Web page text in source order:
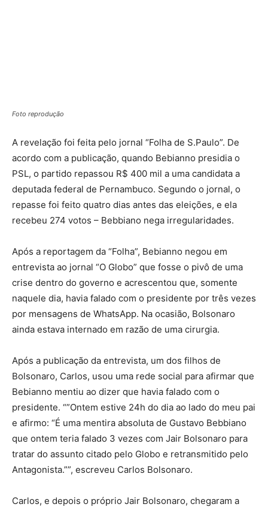
Foto reprodução
A revelação foi feita pelo jornal “Folha de S.Paulo”. De
acordo com a publicação, quando Bebianno presidia o
PSL, o partido repassou R$ 400 mil a uma candidata a
deputada federal de Pernambuco. Segundo o jornal, o
repasse foi feito quatro dias antes das eleições, e ela
recebeu 274 votos – Bebbiano nega irregularidades.
Após a reportagem da “Folha”, Bebianno negou em
entrevista ao jornal “O Globo” que fosse o pivô de uma
crise dentro do governo e acrescentou que, somente
naquele dia, havia falado com o presidente por três vezes
por mensagens de WhatsApp. Na ocasião, Bolsonaro
ainda estava internado em razão de uma cirurgia.
Após a publicação da entrevista, um dos filhos de
Bolsonaro, Carlos, usou uma rede social para afirmar que
Bebianno mentiu ao dizer que havia falado com o
presidente. “”Ontem estive 24h do dia ao lado do meu pai
e afirmo: “É uma mentira absoluta de Gustavo Bebbiano
que ontem teria falado 3 vezes com Jair Bolsonaro para
tratar do assunto citado pelo Globo e retransmitido pelo
Antagonista.””, escreveu Carlos Bolsonaro.
Carlos, e depois o próprio Jair Bolsonaro, chegaram a